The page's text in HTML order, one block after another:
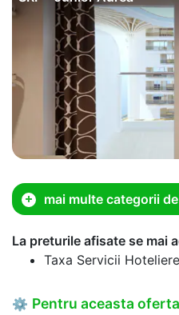
mai multe categorii
La preturile afisate se mai
Taxa Servicii
⚙ Pentru aceasta